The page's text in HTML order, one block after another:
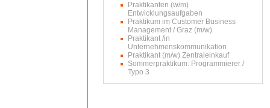
Praktikanten (w/m)
Entwicklungsaufgaben
Praktikum im Customer Business
Management / Graz (m/w)
Praktikant /in
Unternehmenskommunikation
Praktikant (m/w) Zentraleinkauf
Sommerpraktikum: Programmierer /
Typo 3